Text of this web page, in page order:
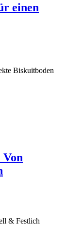
einen
Biskuitboden
Von
& Festlich